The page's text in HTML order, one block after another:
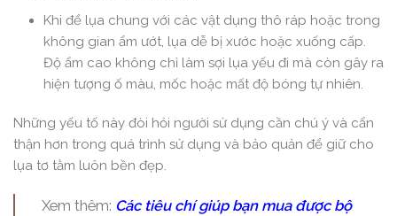
Khi để lụa chung với các vật dụng thô ráp hoặc trong
không gian ẩm ướt, lụa dễ bị xước hoặc xuống cấp.
Độ ẩm cao không chỉ làm sợi lụa yếu đi mà còn gây ra
hiện tượng ố màu, mốc hoặc mất độ bóng tự nhiên.
Những yếu tố này đòi hỏi người sử dụng cần chú ý và cẩn
thận hơn trong quá trình sử dụng và bảo quản để giữ cho
lụa tơ tằm luôn bền đẹp.
Xem thêm: Các tiêu chí giúp bạn mua được bộ